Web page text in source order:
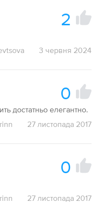
2
3 червня 2024
0
достатньо елегантно.
27 листопада 2017
0
27 листопада 2017